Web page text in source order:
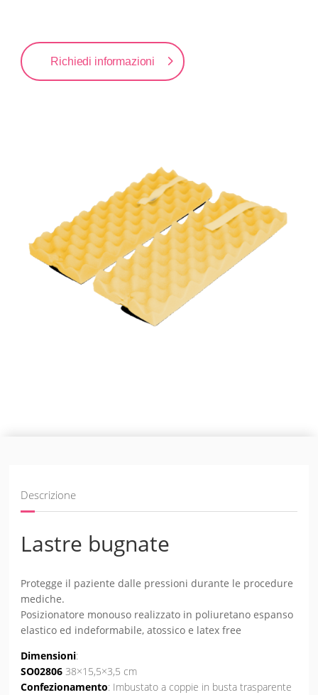
Richiedi informazioni
Descrizione
Lastre bugnate
Protegge il paziente dalle pressioni durante le procedure
mediche.
Posizionatore monouso realizzato in poliuretano espanso
elastico ed indeformabile, atossico e latex free
Dimensioni:
SO02806 38×15,5×3,5 cm
Confezionamento: Imbustato a coppie in busta trasparente